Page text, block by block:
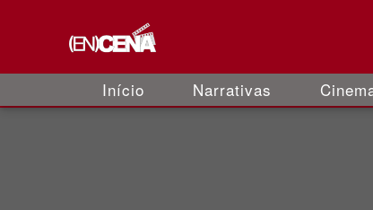
Início Narrativas